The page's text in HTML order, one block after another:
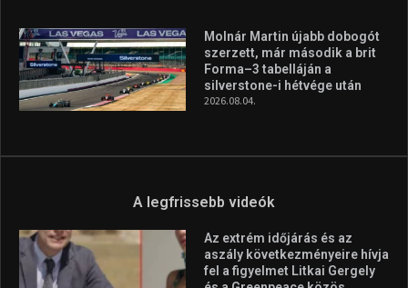
Molnár Martin újabb dobogót
szerzett, már második a brit
Forma–3 tabelláján a
silverstone-i hétvége után
2026.08.04.
A legfrissebb videók
Az extrém időjárás és az
aszály következményeire hívja
fel a figyelmet Litkai Gergely